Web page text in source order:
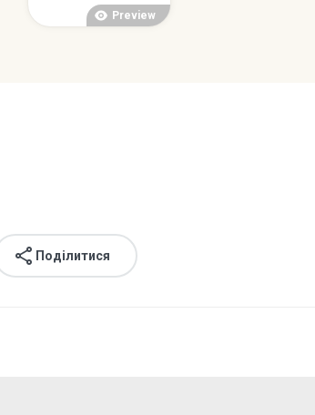
Preview
Поділитися